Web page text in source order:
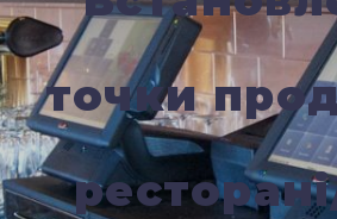
точки